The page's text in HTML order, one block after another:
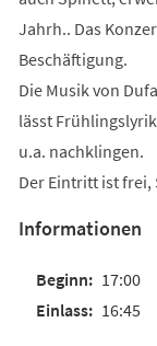
Jahrh.. Das
Beschäftigung.
Die Musik von
lässt
u.a. nachklingen.
Der Eintritt ist
Informationen
17:00
16:45